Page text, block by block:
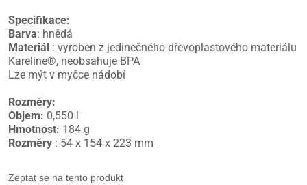
Specifikace:
Barva: hnědá
Materiál : vyroben z jedinečného dřevoplastového materiálu
Kareline®, neobsahuje BPA
Lze mýt v myčce nádobí
Rozměry:
Objem: 0,550 l
Hmotnost: 184 g
Rozměry : 54 x 154 x 223 mm
Zeptat se na tento produkt